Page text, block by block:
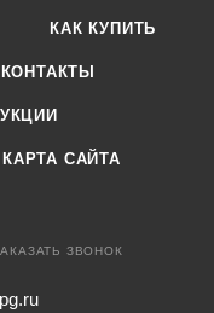
КАК КУПИТЬ
КОНТАКТЫ
КАРТА САЙТА
ЗВОНОК